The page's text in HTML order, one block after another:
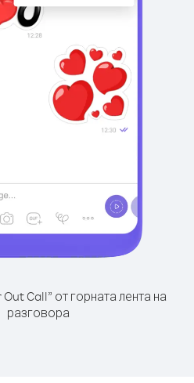
Call” от горната лента на
разговора